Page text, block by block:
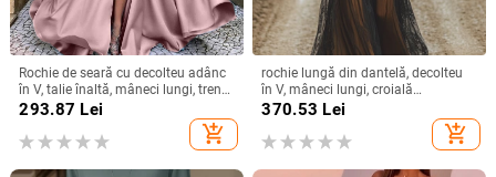
Rochie de seară cu decolteu adânc
în V, talie înaltă, mâneci lungi, tren
mic, fustă lungă
293.87 Lei
add_shopping_cart
rochie lungă din dantelă, decolteu
în V, mâneci lungi, croială
neregulată, stil vintage-retro,
370.53 Lei
add_shopping_cart